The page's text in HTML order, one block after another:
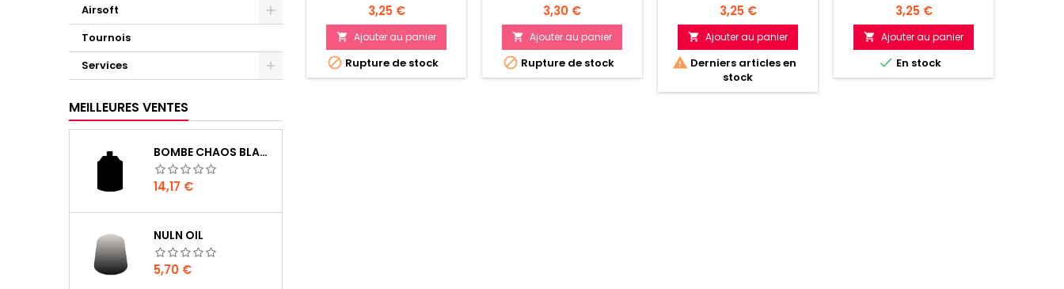
Airsoft
Tournois
Services
MEILLEURES VENTES
BOMBE CHAOS BLACK
Prix
14,17 €
NULN OIL
Prix
5,70 €
Prix
3,25 €
 Ajouter au panier
 Rupture de stock
Prix
3,30 €
 Ajouter au panier
 Rupture de stock
Prix
3,25 €
 Ajouter au panier
 Derniers articles en
stock
Prix
3,25 €
 Ajouter au panier
 En stock